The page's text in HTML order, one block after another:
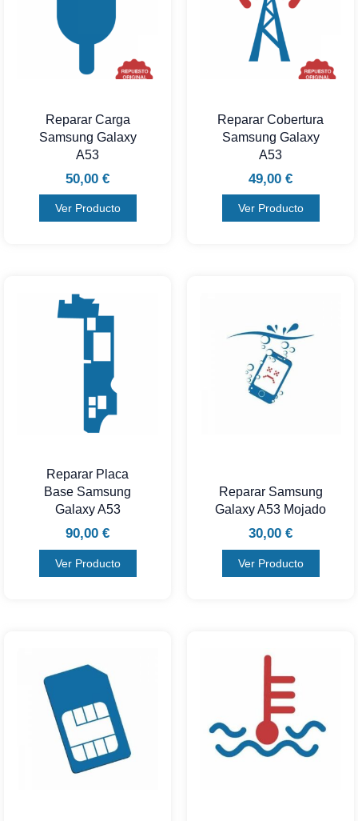
Reparar Carga
Samsung Galaxy
A53
50,00 €
Ver Producto
Reparar Cobertura
Samsung Galaxy
A53
49,00 €
Ver Producto
Reparar Placa
Base Samsung
Galaxy A53
90,00 €
Ver Producto
Reparar Samsung
Galaxy A53 Mojado
30,00 €
Ver Producto